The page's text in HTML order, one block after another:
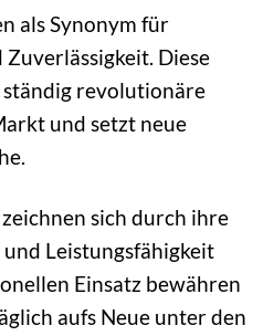
als Synonym für
Diese
revolutionäre
und setzt neue
sich durch ihre
Leistungsfähigkeit
Einsatz bewähren
aufs Neue unter den